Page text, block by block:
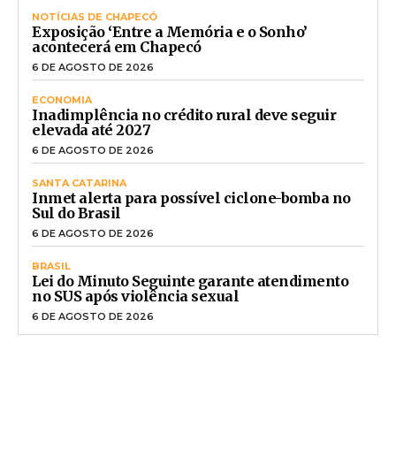
NOTÍCIAS DE CHAPECÓ
Exposição ‘Entre a Memória e o Sonho’
acontecerá em Chapecó
6 DE AGOSTO DE 2026
ECONOMIA
Inadimplência no crédito rural deve seguir
elevada até 2027
6 DE AGOSTO DE 2026
SANTA CATARINA
Inmet alerta para possível ciclone-bomba no
Sul do Brasil
6 DE AGOSTO DE 2026
BRASIL
Lei do Minuto Seguinte garante atendimento
no SUS após violência sexual
6 DE AGOSTO DE 2026